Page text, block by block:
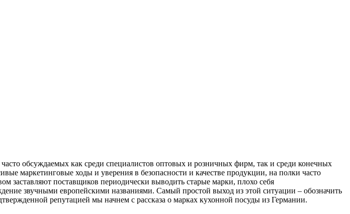
обсуждаемых как среди специалистов оптовых и розничных фирм, так и среди конечных
маркетинговые ходы и уверения в безопасности и качестве продукции, на полки часто
заставляют поставщиков периодически выводить старые марки, плохо себя
звучными европейскими названиями. Самый простой выход из этой ситуации – обозначить
репутацией мы начнем с рассказа о марках кухонной посуды из Германии.